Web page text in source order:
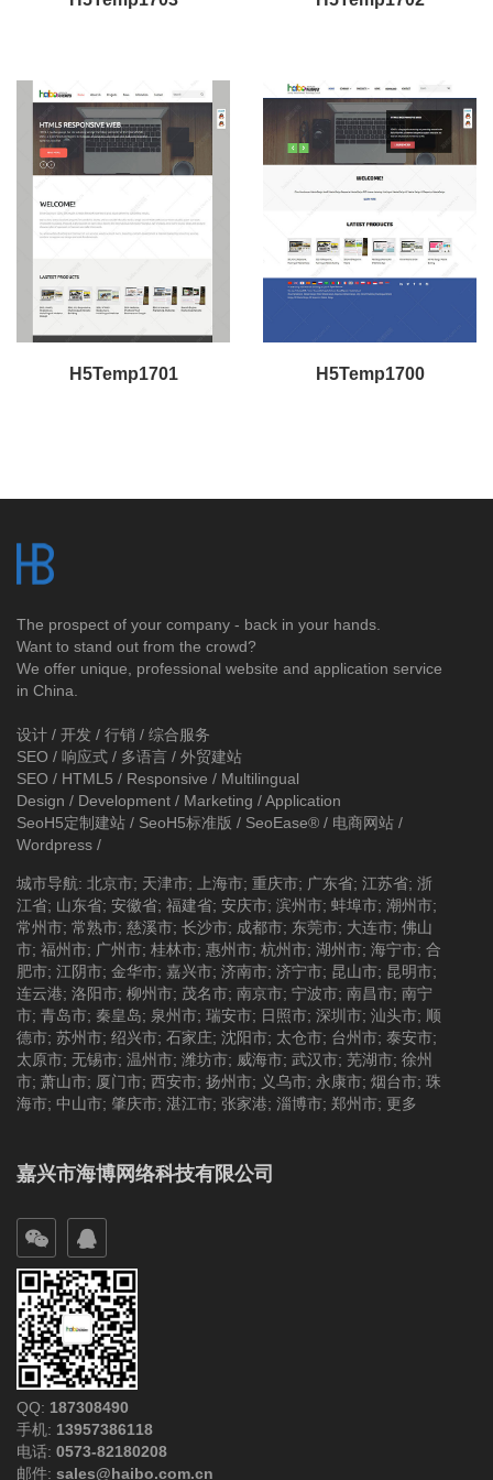
H5Temp1701 H5Temp1700
The prospect of your company - back in your hands.
Want to stand out from the crowd?
We offer unique, professional website and application service
in China.
设计 / 开发 / 行销 / 综合服务
SEO / 响应式 / 多语言 / 外贸建站
SEO / HTML5 / Responsive / Multilingual
Design / Development / Marketing / Application
SeoH5定制建站 / SeoH5标准版 / SeoEase® / 电商网站 /
Wordpress /
城市导航: 北京市; 天津市; 上海市; 重庆市; 广东省; 江苏省; 浙
江省; 山东省; 安徽省; 福建省; 安庆市; 滨州市; 蚌埠市; 潮州市;
常州市; 常熟市; 慈溪市; 长沙市; 成都市; 东莞市; 大连市; 佛山
市; 福州市; 广州市; 桂林市; 惠州市; 杭州市; 湖州市; 海宁市; 合
肥市; 江阴市; 金华市; 嘉兴市; 济南市; 济宁市; 昆山市; 昆明市;
连云港; 洛阳市; 柳州市; 茂名市; 南京市; 宁波市; 南昌市; 南宁
市; 青岛市; 秦皇岛; 泉州市; 瑞安市; 日照市; 深圳市; 汕头市; 顺
德市; 苏州市; 绍兴市; 石家庄; 沈阳市; 太仓市; 台州市; 泰安市;
太原市; 无锡市; 温州市; 潍坊市; 威海市; 武汉市; 芜湖市; 徐州
市; 萧山市; 厦门市; 西安市; 扬州市; 义乌市; 永康市; 烟台市; 珠
海市; 中山市; 肇庆市; 湛江市; 张家港; 淄博市; 郑州市; 更多
嘉兴市海博网络科技有限公司
QQ: 187308490
手机: 13957386118
电话: 0573-82180208
邮件: sales@haibo.com.cn